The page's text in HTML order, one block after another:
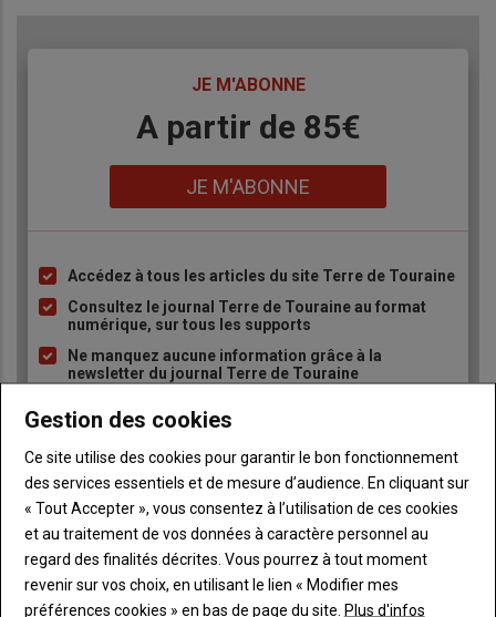
JE M'ABONNE
A partir de 85€
JE M'ABONNE
Liste
à
puce
Accédez à tous les articles du site Terre de Touraine
Consultez le journal Terre de Touraine au format
numérique, sur tous les supports
Ne manquez aucune information grâce à la
newsletter du journal Terre de Touraine
Sous-
titre
Vous êtes abonné(e)
TITRE IDENTIFIEZ-VOUS
Gestion des cookies
Ce site utilise des cookies pour garantir le bon fonctionnement
des services essentiels et de mesure d’audience. En cliquant sur
« Tout Accepter », vous consentez à l’utilisation de ces cookies
et au traitement de vos données à caractère personnel au
regard des finalités décrites. Vous pourrez à tout moment
revenir sur vos choix, en utilisant le lien « Modifier mes
préférences cookies » en bas de page du site. Plus d'infos